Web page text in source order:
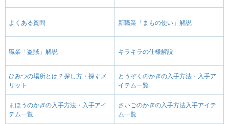
よくある質問 新職業「まもの使い」解説
職業「盗賊」解説 キラキラの仕様解説
ひみつの場所とは？探し方・探すメ
リット
とうぞくのかぎの入手方法・入手ア
イテム一覧
まほうのかぎの入手方法・入手アイ
テム一覧
さいごのかぎの入手方法入手アイテ
ム一覧